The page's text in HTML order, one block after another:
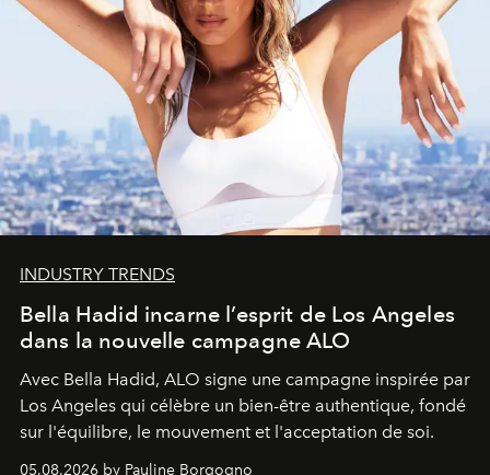
INDUSTRY TRENDS
Bella Hadid incarne l’esprit de Los Angeles
dans la nouvelle campagne ALO
Avec Bella Hadid, ALO signe une campagne inspirée par
Los Angeles qui célèbre un bien-être authentique, fondé
sur l'équilibre, le mouvement et l'acceptation de soi.
05.08.2026 by Pauline Borgogno